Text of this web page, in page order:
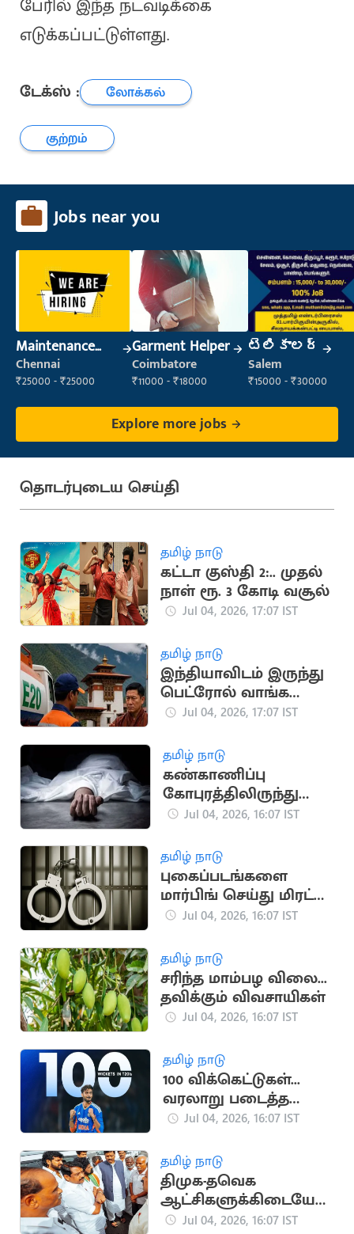
பேரில் இந்த நடவடிக்கை
எடுக்கப்பட்டுள்ளது.
டேக்ஸ் :
லோக்கல்
குற்றம்
Jobs near you
Maintenance
Engineer
(Maintenance)
Chennai
₹25000 - ₹25000
Garment Helper
Coimbatore
₹11000 - ₹18000
టెలికాలర్
Salem
₹15000 - ₹30000
Explore more jobs
தொடர்புடைய செய்தி
தமிழ் நாடு
கட்டா குஸ்தி 2:.. முதல்
நாள் ரூ. 3 கோடி வசூல்
Jul 04, 2026, 17:07 IST
தமிழ் நாடு
இந்தியாவிடம் இருந்து
பெட்ரோல் வாங்க
பூடான் மறுப்பு
Jul 04, 2026, 17:07 IST
தமிழ் நாடு
கண்காணிப்பு
கோபுரத்திலிருந்து
தொழிலாளர்கள் தவறி
Jul 04, 2026, 16:07 IST
தமிழ் நாடு
புகைப்படங்களை
மார்பிங் செய்து மிரட்டி
பெண்ணிடம் பணம்
Jul 04, 2026, 16:07 IST
தமிழ் நாடு
சரிந்த மாம்பழ விலை...
தவிக்கும் விவசாயிகள்
Jul 04, 2026, 16:07 IST
தமிழ் நாடு
100 விக்கெட்டுகள்...
வரலாறு படைத்த
அக்சர் படேல்
Jul 04, 2026, 16:07 IST
தமிழ் நாடு
திமுக-தவெக
ஆட்சிகளுக்கிடையே
வேறுபாடில்லை -
Jul 04, 2026, 16:07 IST